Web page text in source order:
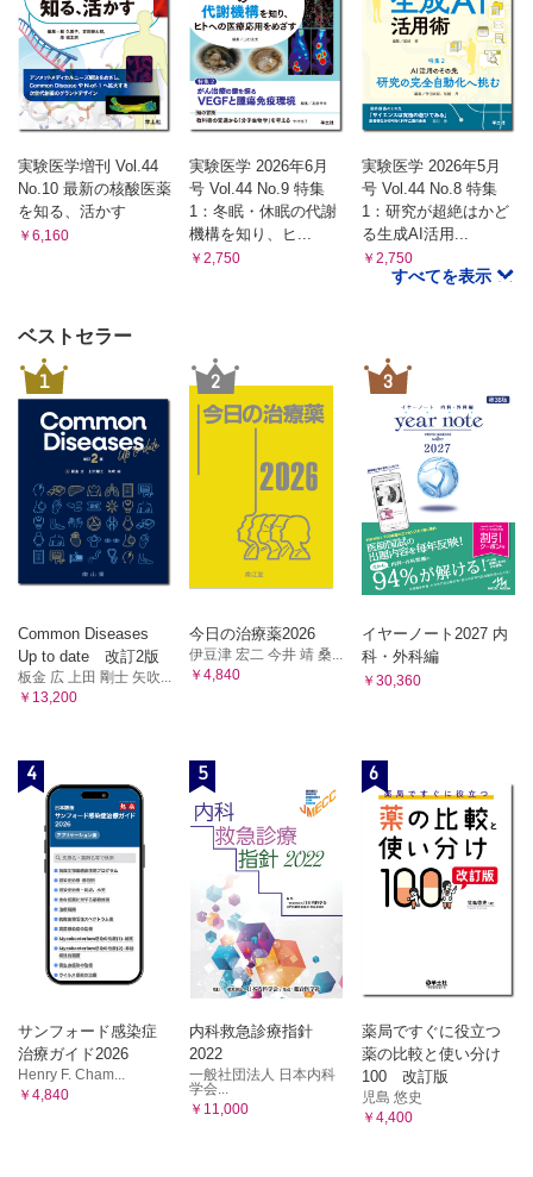
実験医学増刊 Vol.44
No.10 最新の核酸医薬
を知る、活かす
￥6,160
実験医学 2026年6月
号 Vol.44 No.9 特集
1：冬眠・休眠の代謝
機構を知り、ヒ...
￥2,750
実験医学 2026年5月
号 Vol.44 No.8 特集
1：研究が超絶はかど
る生成AI活用...
￥2,750
すべてを表示
ベストセラー
1
Common Diseases
Up to date 改訂2版
板金 広 上田 剛士 矢吹...
￥13,200
2
今日の治療薬2026
伊豆津 宏二 今井 靖 桑...
￥4,840
3
イヤーノート2027 内
科・外科編
￥30,360
4
サンフォード感染症
治療ガイド2026
Henry F. Cham...
￥4,840
5
内科救急診療指針
2022
一般社団法人 日本内科
学会...
￥11,000
6
薬局ですぐに役立つ
薬の比較と使い分け
100 改訂版
児島 悠史
￥4,400